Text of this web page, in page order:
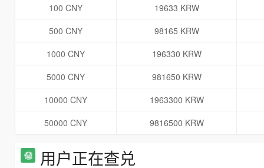
100 CNY
19633 KRW
500 CNY
98165 KRW
1000 CNY
196330 KRW
5000 CNY
981650 KRW
10000 CNY
1963300 KRW
50000 CNY
9816500 KRW
用户正在查兑